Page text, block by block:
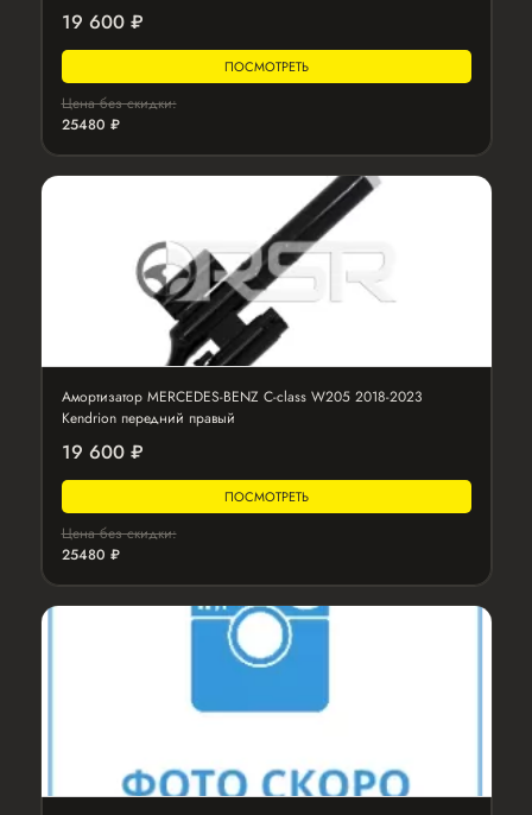
19 600 ₽
ПОСМОТРЕТЬ
Цена без скидки:
25480 ₽
Амортизатор MERCEDES-BENZ C-class W205 2018-2023
Kendrion передний правый
19 600 ₽
ПОСМОТРЕТЬ
Цена без скидки:
25480 ₽